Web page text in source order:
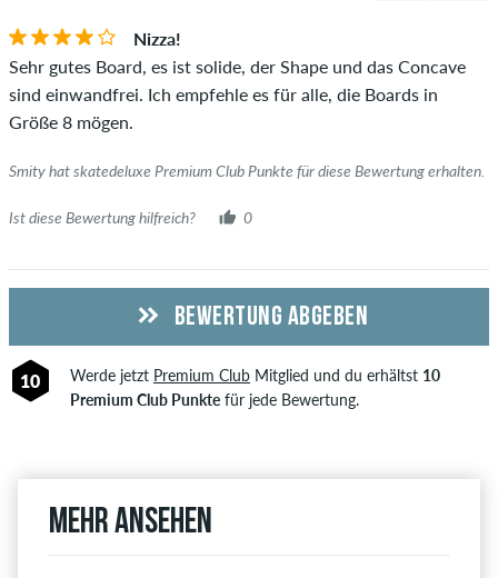
Ob die Bewertung von einer Person stammt, die diesen
Artikel wirklich gekauft hat, erkennst du am grünen Haken
neben dem Namen mit dem Zusatz "Verifizierter Kauf". Bei
überprüft. Bei Bewertungen ohne grünen Haken, können wir
wirklich besitzen oder besessen haben.
Nizza!
Sehr gutes Board, es ist solide, der Shape und das Concave
sind einwandfrei. Ich empfehle es für alle, die Boards in
Größe 8 mögen.
Smity hat skatedeluxe Premium Club Punkte für diese Bewertung erhalten.
Ist diese Bewertung hilfreich? 0
BEWERTUNG ABGEBEN
10 Werde jetzt Premium ClubMitglied und du erhältst 10
Premium Club Punktefür jede Bewertung.
Mehr ansehen